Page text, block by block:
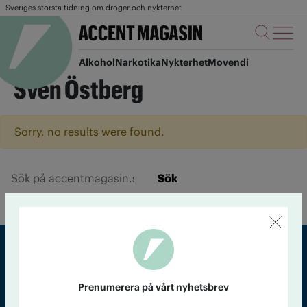
Sveriges största tidning om droger och nykterhet
AlkoholNarkotikaNykterhetMovendi
Sven Östberg
Sorry, no results were found.
Sök
Prenumerera på vårt nyhetsbrev